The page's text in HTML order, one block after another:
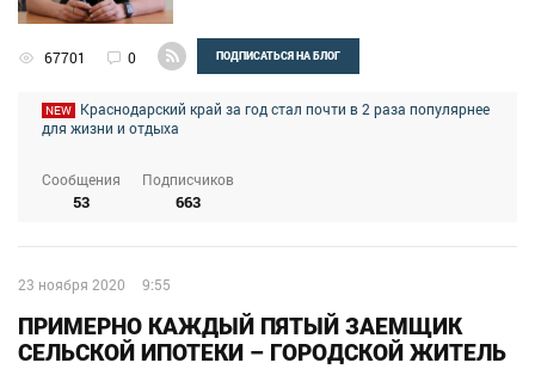
67701 0 ПОДПИСАТЬСЯ НА БЛОГ
Сообщения
53
Подписчиков
663
NEW
Краснодарский край за год стал почти в 2 раза популярнее
для жизни и отдыха
23 ноября 2020 9:55
ПРИМЕРНО КАЖДЫЙ ПЯТЫЙ ЗАЕМЩИК
СЕЛЬСКОЙ ИПОТЕКИ – ГОРОДСКОЙ ЖИТЕЛЬ